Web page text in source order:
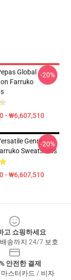
Global
Farruko
- ₩6,607,510
-20%
Genre
Sweatshirts
- ₩6,607,510
-20%
고 쇼핑하세요
송까지 24/7 보호
안전한 결제
스터카드 / 비자